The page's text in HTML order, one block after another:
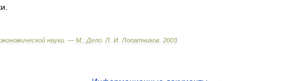
экономической науки . — М : Дело Л И Лопатников 2003